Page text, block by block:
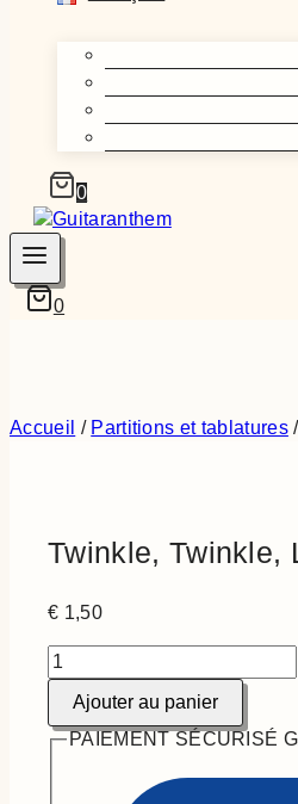
0
0
Accueil / Partitions et tablatures /
Twinkle, Twinkle,
€ 1,50
quantité
de
Twinkle,
Twinkle,
Ajouter au panier
PAIEMENT SÉCURISÉ